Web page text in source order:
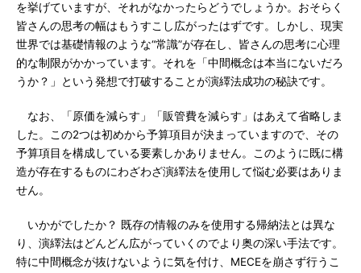
を挙げていますが、それがなかったらどうでしょうか。おそらく
皆さんの思考の幅はもうすこし広がったはずです。しかし、現実
世界では基礎情報のような“常識”が存在し、皆さんの思考に心理
的な制限がかかっています。それを「中間概念は本当にないだろ
うか？」という発想で打破することが演繹法成功の秘訣です。
なお、「原価を減らす」「販管費を減らす」はあえて省略しま
した。この2つは初めから予算項目が決まっていますので、その
予算項目を構成している要素しかありません。このように既に構
造が存在するものにわざわざ演繹法を使用して悩む必要はありま
せん。
いかがでしたか？ 既存の情報のみを使用する帰納法とは異な
り、演繹法はどんどん広がっていくのでより奥の深い手法です。
特に中間概念が抜けないように気を付け、MECEを崩さず行うこ